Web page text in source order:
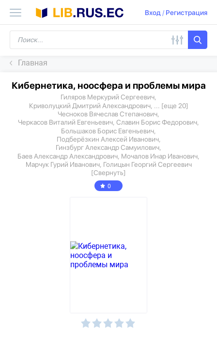
Вход/ Регистрация
Главная
Кибернетика, ноосфера и проблемы мира
Гиляров Меркурий Сергеевич,
Криволуцкий Дмитрий Александрович, ... [еще 20]
Чесноков Вячеслав Степанович,
Черкасов Виталий Евгеньевич, Славин Борис Федорович,
Большаков Борис Евгеньевич,
Подберёзкин Алексей Иванович,
Гинзбург Александр Самуилович,
Баев Александр Александрович, Мочалов Инар Иванович,
Марчук Гурий Иванович, Голицын Георгий Сергеевич
[Свернуть]
0